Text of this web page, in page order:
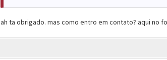
ah ta obrigado. mas como entro em contato? aqui no